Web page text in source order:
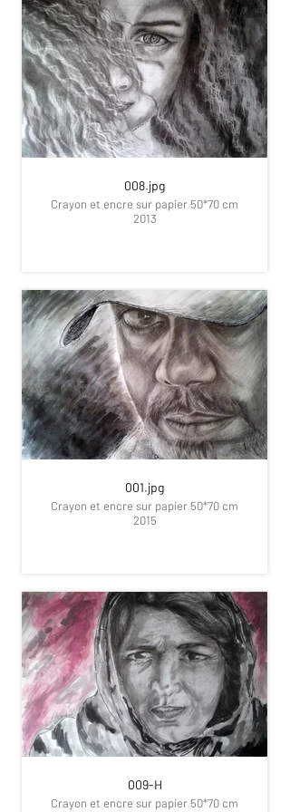
008.jpg
Crayon et encre sur papier 50*70 cm
2013
001.jpg
Crayon et encre sur papier 50*70 cm
2015
009-H
Crayon et encre sur papier 50*70 cm